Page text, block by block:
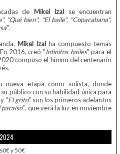
de Mikel Izal se encuentran
"Qué bien", "El baile", "Copacabana",
".
Mikel Izal ha compuesto temas
2016, creó "Infinitos bailes" para el
compuso el himno del centenario
nueva etapa como solista, donde
público con su habilidad única para
“El grito” son los primeros adelantos
paraíso”, que verá la luz en noviembre
2024
y 50€